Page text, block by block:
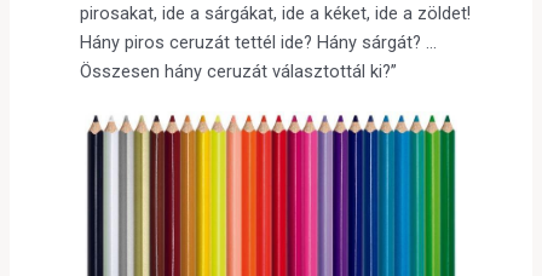
pirosakat, ide a sárgákat, ide a kéket, ide a zöldet!
Hány piros ceruzát tettél ide? Hány sárgát? …
Összesen hány ceruzát választottál ki?”